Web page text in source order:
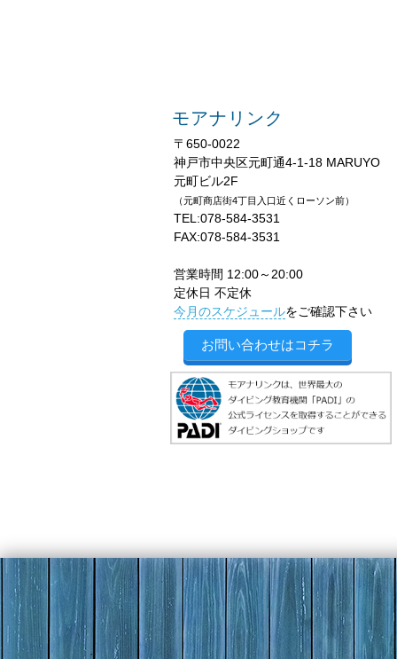
モアナリンク
〒650-0022
神戸市中央区元町通4-1-18 MARUYO
元町ビル2F
（元町商店街4丁目入口近くローソン前）
TEL:078-584-3531
FAX:078-584-3531
営業時間 12:00～20:00
定休日 不定休
今月のスケジュールをご確認下さい
お問い合わせはコチラ